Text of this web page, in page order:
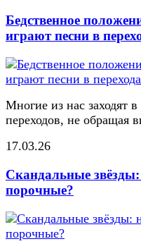
Бедственное
играют песни в
Многие из нас заходят
переходов, не обращая
17.03.26
Скандальные
порочные?